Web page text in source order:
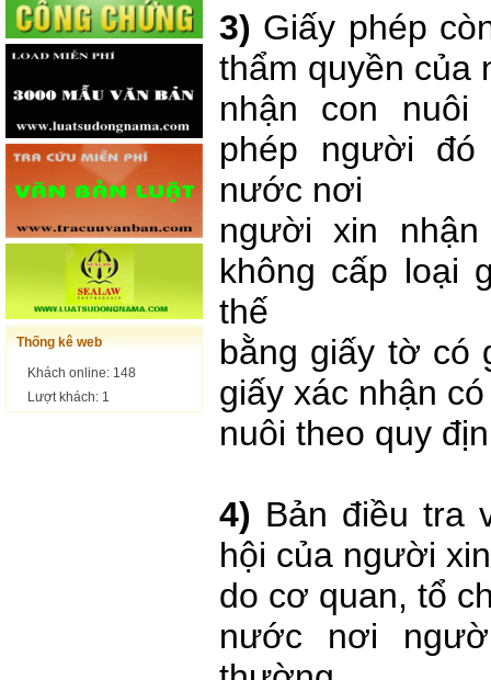
Thống kê web
Khách online: 148
Lượt khách: 1
3) Giấy phép
thẩm quyền
nhận con
phép người
nước nơi
người xin
không cấp loại
thế
bằng giấy tờ có
giấy xác nhận
nuôi theo quy
4) Bản điều tra
hội của người
do cơ quan, tổ
nước nơi